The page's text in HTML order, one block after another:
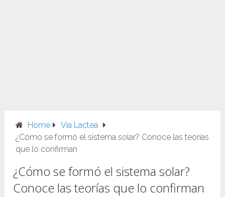
Home
Vía Lactea
¿Cómo se formó el sistema solar? Conoce las teorías
que lo confirman
¿Cómo se formó el sistema solar?
Conoce las teorías que lo confirman